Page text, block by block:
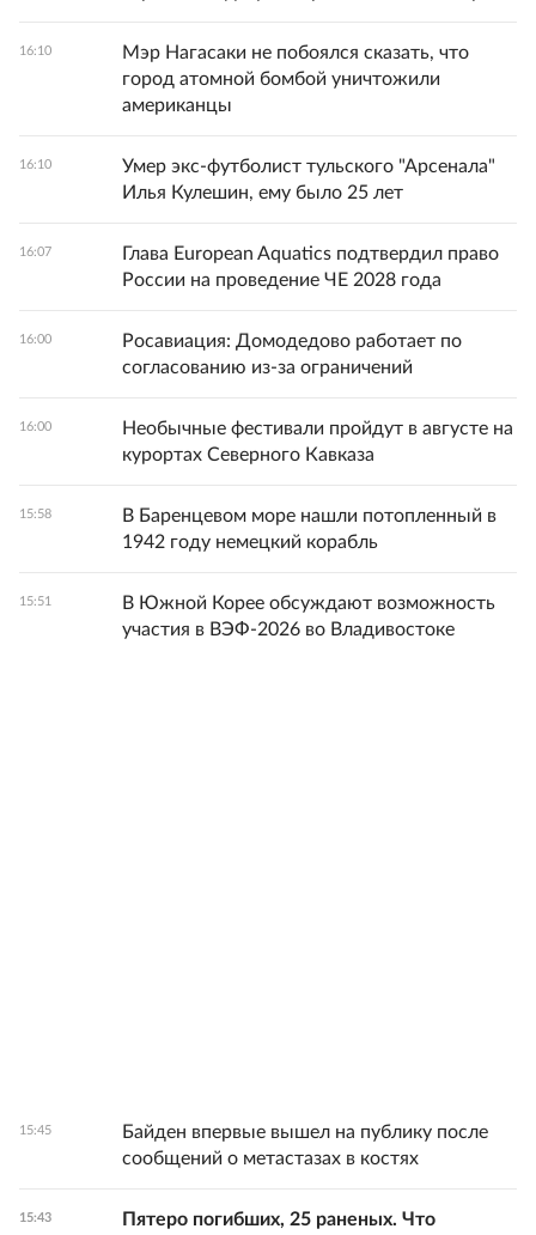
16:10
Мэр Нагасаки не побоялся сказать, что
город атомной бомбой уничтожили
американцы
16:10
Умер экс-футболист тульского "Арсенала"
Илья Кулешин, ему было 25 лет
16:07
Глава European Aquatics подтвердил право
России на проведение ЧЕ 2028 года
16:00
Росавиация: Домодедово работает по
согласованию из-за ограничений
16:00
Необычные фестивали пройдут в августе на
курортах Северного Кавказа
15:58
В Баренцевом море нашли потопленный в
1942 году немецкий корабль
15:51
В Южной Корее обсуждают возможность
участия в ВЭФ-2026 во Владивостоке
15:45
Байден впервые вышел на публику после
сообщений о метастазах в костях
15:43
Пятеро погибших, 25 раненых. Что